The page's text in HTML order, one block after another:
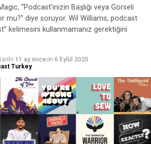
“Podcast’inizin Başlığı veya Görseli
mu?” diye soruyor. Wil Williams, podcast
kelimesini kullanmamanız gerektiğini
11 ay önceon 6 Eylül 2025
Turkey